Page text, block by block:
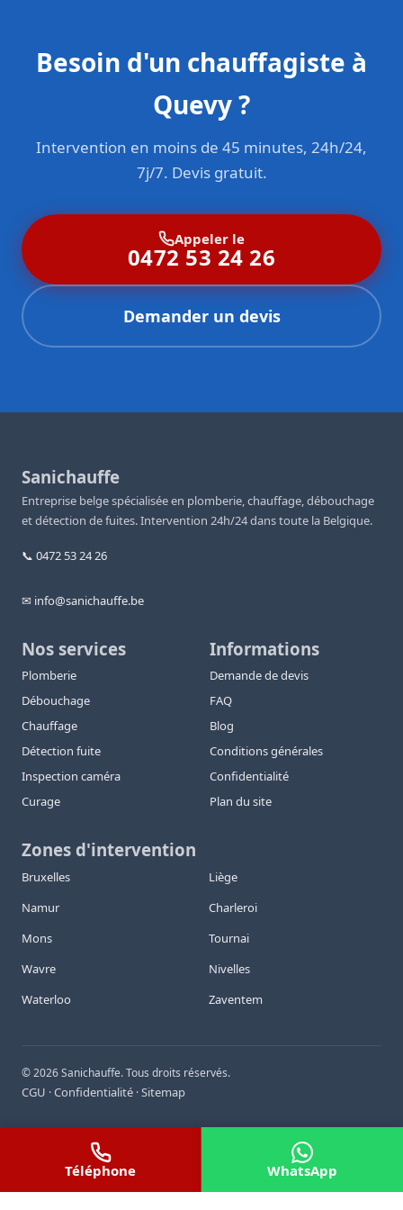
Besoin d'un chauffagiste à
Quevy ?
Intervention en moins de 45 minutes, 24h/24,
7j/7. Devis gratuit.
Appeler le
0472 53 24 26
Demander un devis
Sanichauffe
Entreprise belge spécialisée en plomberie, chauffage, débouchage
et détection de fuites. Intervention 24h/24 dans toute la Belgique.
📞 0472 53 24 26
✉ info@sanichauffe.be
Nos services
Plomberie
Débouchage
Chauffage
Détection fuite
Inspection caméra
Curage
Informations
Demande de devis
FAQ
Blog
Conditions générales
Confidentialité
Plan du site
Zones d'intervention
Bruxelles
Liège
Namur
Charleroi
Mons
Tournai
Wavre
Nivelles
Waterloo
Zaventem
©2026Sanichauffe. Tous droits réservés.
CGU ·Confidentialité ·Sitemap